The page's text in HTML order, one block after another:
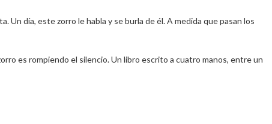
Un día, este zorro le habla y se burla de él. A medida que pasan los
es rompiendo el silencio. Un libro escrito a cuatro manos, entre un